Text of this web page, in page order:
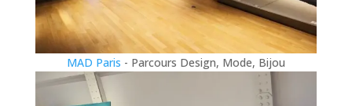
MAD Paris - Parcours Design, Mode, Bijou